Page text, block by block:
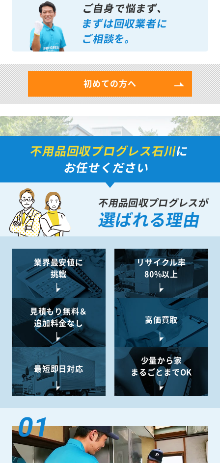
ご自身で悩まず、
まずは回収業者に
ご相談を。
初めての方へ
不用品回収プログレス石川に
お任せください
不用品回収プログレスが
選ばれる理由
業界最安値に
挑戦
リサイクル率
80%以上
見積もり無料＆
追加料金なし
高価買取
最短即日対応
少量から家
まるごとまでOK